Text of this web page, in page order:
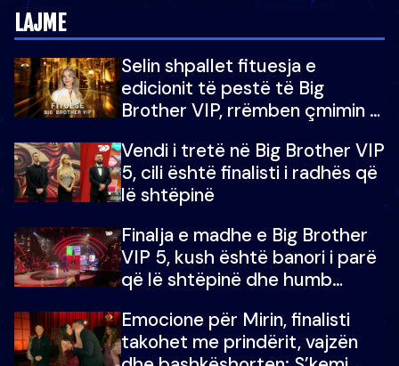
LAJME
Selin shpallet fituesja e
edicionit të pestë të Big
Brother VIP, rrëmben çmimin e
Vendi i tretë në Big Brother VIP
5, cili është finalisti i radhës që
lë shtëpinë
Finalja e madhe e Big Brother
VIP 5, kush është banori i parë
që lë shtëpinë dhe humb
çmimin e madh
Emocione për Mirin, finalisti
takohet me prindërit, vajzën